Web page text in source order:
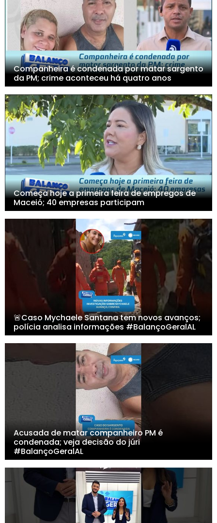
Companheira é condenada por matar sargento
da PM; crime aconteceu há quatro anos
Começa hoje a primeira feira de empregos de
Maceió; 40 empresas participam
🚨Caso Mychaele Santana tem novos avanços;
polícia analisa informações #BalançoGeralAL
Acusada de matar companheiro PM é
condenada; veja decisão do júri
#BalançoGeralAL